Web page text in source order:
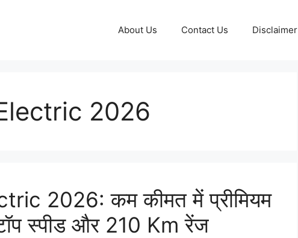
About Us Contact Us Disclaimer
2026
2026: कम कीमत में प्रीमियम
स्पीड और 210 Km रेंज